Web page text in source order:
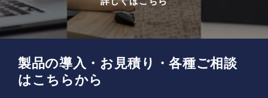
量
を
減
す
量
増
す
製品の導入・お見積り・各種ご相談
はこちらから